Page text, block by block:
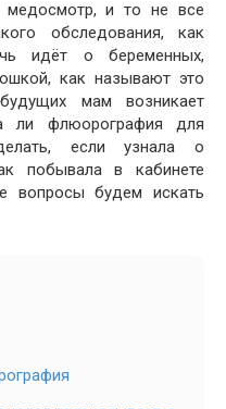
медосмотр, и то не все
обследования, как
идёт о беременных,
как называют это
мам возникает
ли флюорография для
если узнала о
побывала в кабинете
вопросы будем искать